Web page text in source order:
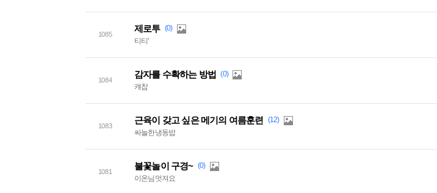
1085
제로투 (0)
티티'
1084
감자를 수확하는 방법
(0)
컈찹
1083
근육이 갖고 싶은 메기의 여름훈련
(12)
싸늘한냉동밥
1081
불꽃놀이 구경~ (0)
이온님멋져요